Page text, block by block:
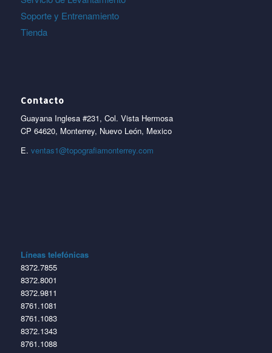
Soporte y Entrenamiento
Tienda
Contacto
Guayana Inglesa #231, Col. Vista Hermosa
CP 64620, Monterrey, Nuevo León, Mexico
E. ventas1@topografiamonterrey.com
Líneas telefónicas
8372.7855
8372.8001
8372.9811
8761.1081
8761.1083
8372.1343
8761.1088